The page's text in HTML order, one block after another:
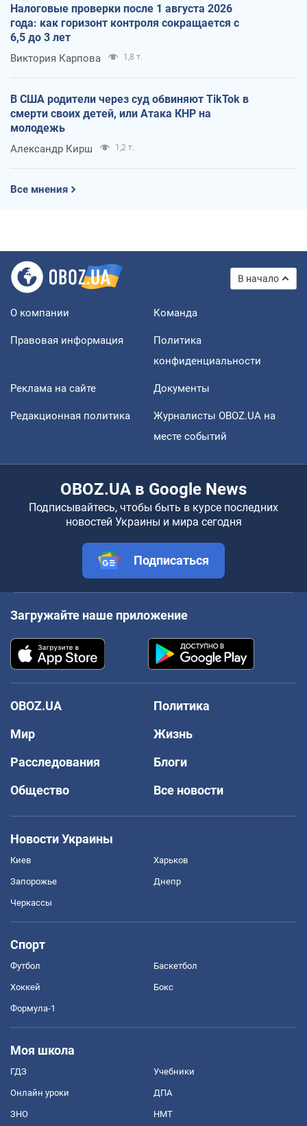
Налоговые проверки после 1 августа 2026
года: как горизонт контроля сокращается с
6,5 до 3 лет
Виктория Карпова 1,8 т.
В США родители через суд обвиняют TikTok в
смерти своих детей, или Атака КНР на
молодежь
Александр Кирш 1,2 т.
Все мнения
В начало
О компании Команда
Правовая информация
Политика
конфиденциальности
Реклама на сайте Документы
Редакционная политика
Журналисты OBOZ.UA на
месте событий
OBOZ.UA в Google News
Подписывайтесь, чтобы быть в курсе последних
новостей Украины и мира сегодня
Подписаться
Загружайте наше приложение
OBOZ.UA
Политика
Мир
Жизнь
Расследования
Блоги
Общество
Все новости
Новости Украины
Киев Харьков
Запорожье Днепр
Черкассы
Спорт
Футбол Баскетбол
Хоккей Бокс
Формула-1
Моя школа
ГДЗ Учебники
Онлайн уроки ДПА
ЗНО НМТ